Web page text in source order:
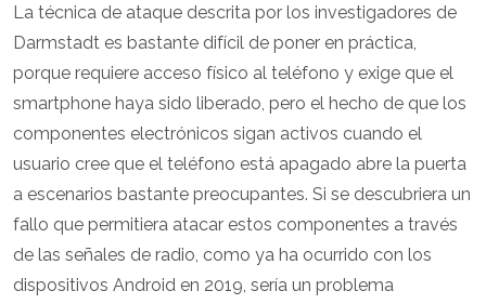
La técnica de ataque descrita por los investigadores de
Darmstadt es bastante difícil de poner en práctica,
porque requiere acceso físico al teléfono y exige que el
smartphone haya sido liberado, pero el hecho de que los
componentes electrónicos sigan activos cuando el
usuario cree que el teléfono está apagado abre la puerta
a escenarios bastante preocupantes. Si se descubriera un
fallo que permitiera atacar estos componentes a través
de las señales de radio, como ya ha ocurrido con los
dispositivos Android en 2019, sería un problema